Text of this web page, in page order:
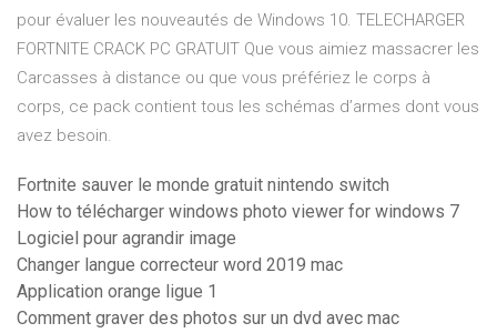
pour évaluer les nouveautés de Windows 10. TELECHARGER
FORTNITE CRACK PC GRATUIT Que vous aimiez massacrer les
Carcasses à distance ou que vous préfériez le corps à
corps, ce pack contient tous les schémas d’armes dont vous
avez besoin.
Fortnite sauver le monde gratuit nintendo switch
How to télécharger windows photo viewer for windows 7
Logiciel pour agrandir image
Changer langue correcteur word 2019 mac
Application orange ligue 1
Comment graver des photos sur un dvd avec mac